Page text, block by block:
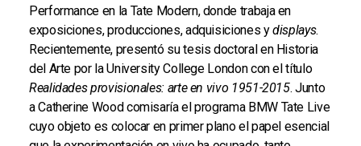
Performance en la Tate Modern, donde trabaja en
exposiciones, producciones, adquisiciones ydisplays.
Recientemente, presentó su tesis doctoral en Historia
del Arte por la University College London con el título
Realidades provisionales: arte en vivo 1951-2015. Junto
a Catherine Wood comisaría el programa BMW Tate Live
cuyo objeto es colocar en primer plano el papel esencial